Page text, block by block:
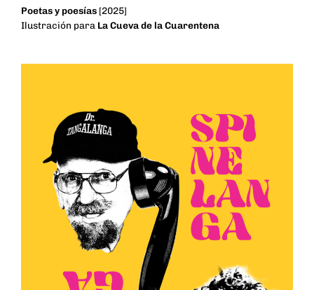
Poetas y poesías [2025]
Ilustración para La Cueva de la Cuarentena